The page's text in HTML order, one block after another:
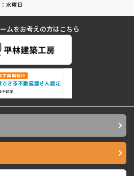
水曜日
ムをお考えの方はこちら